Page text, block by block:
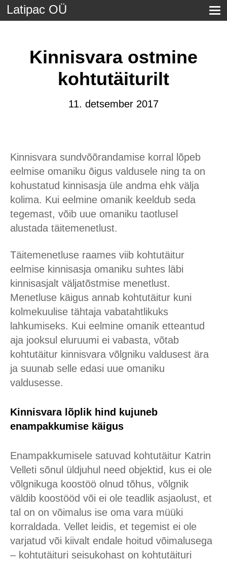
Latipac OÜ
Kinnisvara ostmine
kohtutäiturilt
11. detsember 2017
Kinnisvara sundvõõrandamise korral lõpeb
eelmise omaniku õigus valdusele ning ta on
kohustatud kinnisasja üle andma ehk välja
kolima. Kui eelmine omanik keeldub seda
tegemast, võib uue omaniku taotlusel
alustada täitemenetlust.
Täitemenetluse raames viib kohtutäitur
eelmise kinnisasja omaniku suhtes läbi
kinnisasjalt väljatõstmise menetlust.
Menetluse käigus annab kohtutäitur kuni
kolmekuulise tähtaja vabatahtlikuks
lahkumiseks. Kui eelmine omanik etteantud
aja jooksul eluruumi ei vabasta, võtab
kohtutäitur kinnisvara võlgniku valdusest ära
ja suunab selle edasi uue omaniku
valdusesse.
Kinnisvara lõplik hind kujuneb
enampakkumise käigus
Enampakkumisele satuvad kohtutäitur Katrin
Velleti sõnul üldjuhul need objektid, kus ei ole
võlgnikuga koostöö olnud tõhus, võlgnik
väldib koostööd või ei ole teadlik asjaolust, et
tal on on võimalus ise oma vara müüki
korraldada. Vellet leidis, et tegemist ei ole
varjatud või kiivalt endale hoitud võimalusega
– kohtutäituri seisukohast on kohtutäituri